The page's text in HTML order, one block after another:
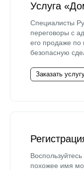
Услуга
Специалисты
переговоры с
его продаже по
безопасную
Заказать
похожее имя